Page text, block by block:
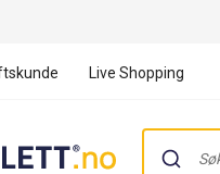
Live Shopping